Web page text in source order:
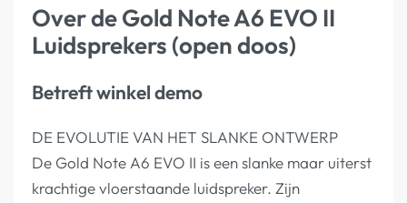
Over de Gold Note A6 EVO II
Luidsprekers (open doos)
Betreft winkel demo
DE EVOLUTIE VAN HET SLANKE ONTWERP
De Gold Note A6 EVO II is een slanke maar uiterst
krachtige vloerstaande luidspreker. Zijn